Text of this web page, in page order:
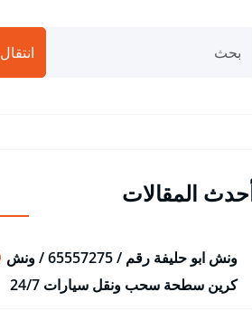
انتقال
المقالات
ونش ابو حليفة رقم / 65557275 / ونش
كرين سطحة سحب ونقل سيارات 24/7